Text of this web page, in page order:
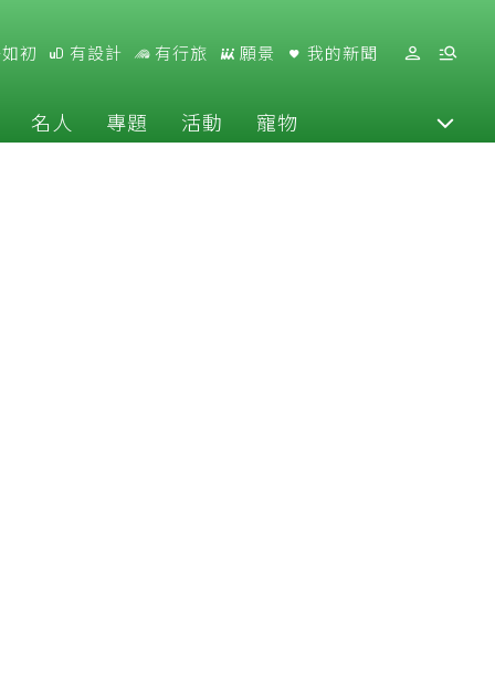
初 有設計 有行旅 願景 我的新聞
名人 專題 活動 寵物